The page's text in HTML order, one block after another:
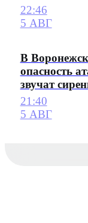
22:46
5 АВГ
В
опасность
звучат
21:40
5 АВГ